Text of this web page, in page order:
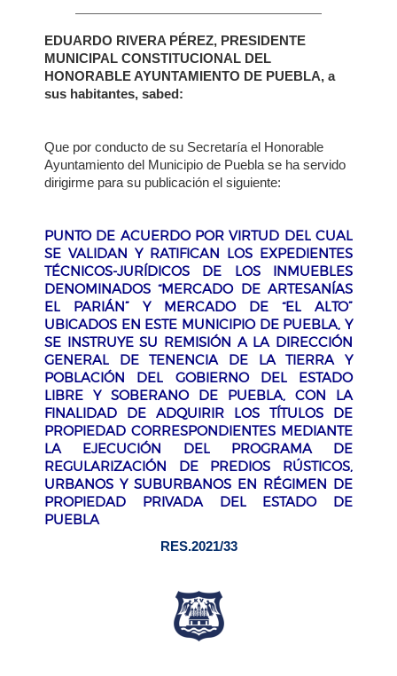
EDUARDO RIVERA PÉREZ, PRESIDENTE
MUNICIPAL CONSTITUCIONAL DEL
HONORABLE AYUNTAMIENTO DE PUEBLA, a
sus habitantes, sabed:
Que por conducto de su Secretaría el Honorable
Ayuntamiento del Municipio de Puebla se ha servido
dirigirme para su publicación el siguiente:
PUNTO DE ACUERDO POR VIRTUD DEL CUAL
SE VALIDAN Y RATIFICAN LOS EXPEDIENTES
TÉCNICOS-JURÍDICOS DE LOS INMUEBLES
DENOMINADOS “MERCADO DE ARTESANÍAS
EL PARIÁN” Y MERCADO DE “EL ALTO”
UBICADOS EN ESTE MUNICIPIO DE PUEBLA, Y
SE INSTRUYE SU REMISIÓN A LA DIRECCIÓN
GENERAL DE TENENCIA DE LA TIERRA Y
POBLACIÓN DEL GOBIERNO DEL ESTADO
LIBRE Y SOBERANO DE PUEBLA, CON LA
FINALIDAD DE ADQUIRIR LOS TÍTULOS DE
PROPIEDAD CORRESPONDIENTES MEDIANTE
LA EJECUCIÓN DEL PROGRAMA DE
REGULARIZACIÓN DE PREDIOS RÚSTICOS,
URBANOS Y SUBURBANOS EN RÉGIMEN DE
PROPIEDAD PRIVADA DEL ESTADO DE
PUEBLA
RES.2021/33